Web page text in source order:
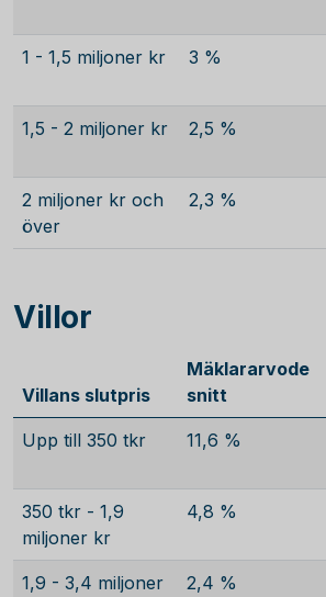
1 - 1,5 miljoner kr 3 %
1,5 - 2 miljoner kr 2,5 %
2 miljoner kr och
över
2,3 %
Villor
Villans slutpris
Mäklararvode
snitt
Upp till 350 tkr 11,6 %
350 tkr - 1,9
miljoner kr
4,8 %
1,9 - 3,4 miljoner
2,4 %